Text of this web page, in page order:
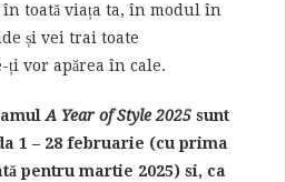
toată viața ta, în modul în
și vei trai toate
ți vor apărea în cale.
A Year of Style 2025 sunt
1 – 28 februarie (cu prima
pentru martie 2025) si, ca